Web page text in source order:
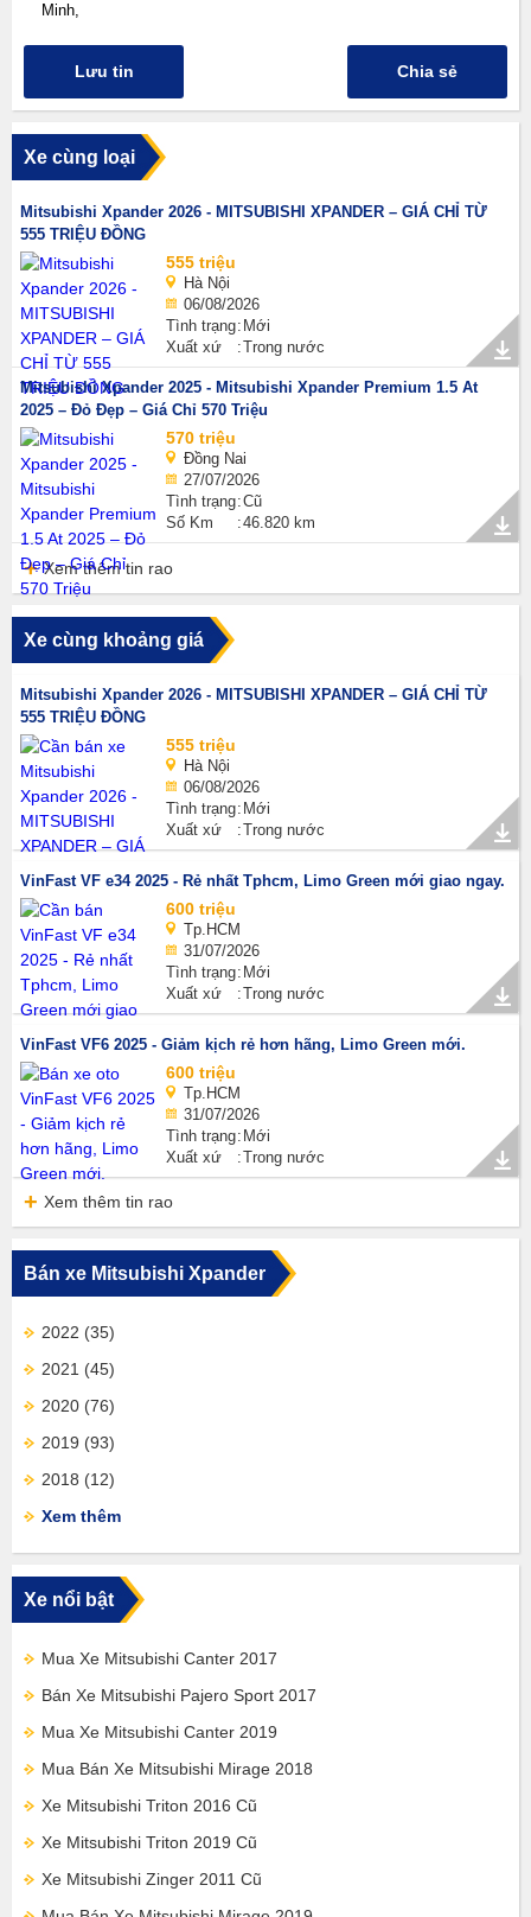
Minh,
Lưu tin Chia sẻ
Xe cùng loại
Mitsubishi Xpander 2026 - MITSUBISHI XPANDER – GIÁ CHỈ TỪ
555 TRIỆU ĐỒNG
555 triệu
Hà Nội
06/08/2026
Tình trạng Mới
Xuất xứ
Trong nước
Mitsubishi Xpander 2025 - Mitsubishi Xpander Premium 1.5 At
2025 – Đỏ Đẹp – Giá Chỉ 570 Triệu
570 triệu
Đồng Nai
27/07/2026
Tình trạng Cũ
Số Km
46.820 km
Xem thêm tin rao
Xe cùng khoảng giá
Mitsubishi Xpander 2026 - MITSUBISHI XPANDER – GIÁ CHỈ TỪ
555 TRIỆU ĐỒNG
555 triệu
Hà Nội
06/08/2026
Tình trạng Mới
Xuất xứ
Trong nước
VinFast VF e34 2025 - Rẻ nhất Tphcm, Limo Green mới giao ngay.
600 triệu
Tp.HCM
31/07/2026
Tình trạng Mới
Xuất xứ
Trong nước
VinFast VF6 2025 - Giảm kịch rẻ hơn hãng, Limo Green mới.
600 triệu
Tp.HCM
31/07/2026
Tình trạng Mới
Xuất xứ
Trong nước
Xem thêm tin rao
Bán xe Mitsubishi Xpander
2022 (35)
2021 (45)
2020 (76)
2019 (93)
2018 (12)
Xem thêm
Xe nổi bật
Mua Xe Mitsubishi Canter 2017
Bán Xe Mitsubishi Pajero Sport 2017
Mua Xe Mitsubishi Canter 2019
Mua Bán Xe Mitsubishi Mirage 2018
Xe Mitsubishi Triton 2016 Cũ
Xe Mitsubishi Triton 2019 Cũ
Xe Mitsubishi Zinger 2011 Cũ